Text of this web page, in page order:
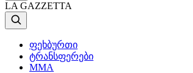
LA GAZZETTA
ფეხბურთი
ტრანსფერები
MMA